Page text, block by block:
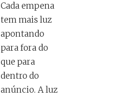
Cada empena
tem mais luz
apontando
para fora do
que para
dentro do
anúncio. A luz